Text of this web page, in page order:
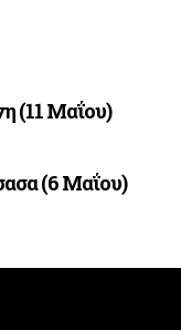
(11 Μαΐου)
(6 Μαΐου)